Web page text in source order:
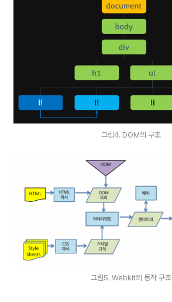
그림4. DOM의 구조
그림5. Webkit의 동작 구조